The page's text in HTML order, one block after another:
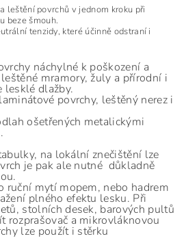
leštění povrchů v jednom kroku při
beze šmouh.
tenzidy, které účinně odstraní i
náchylné k poškození a
mramory, žuly a přírodní i
lesklé dlažby.
povrchy, leštěný nerez i
ošetřených metalickými
na lokální znečištění lze
je pak ale nutné důkladně
ruční mytí mopem, nebo hadrem
plného efektu lesku. Při
stolních desek, barových pultů
rozprašovač a mikrovláknovou
lze použít i stěrku